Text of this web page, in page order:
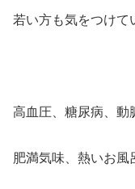
若い方も気をつけて
高血圧、糖尿病、動
肥満気味、熱いお風